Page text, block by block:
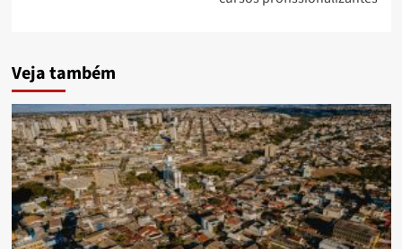
Veja também